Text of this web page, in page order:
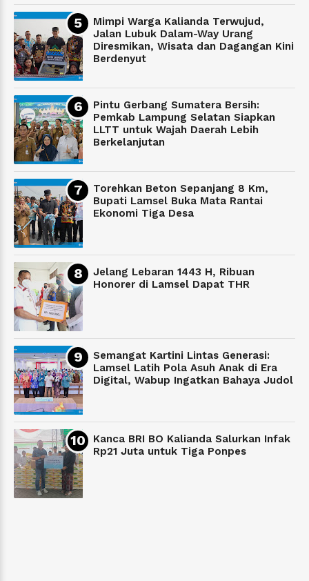
Mimpi Warga Kalianda Terwujud,
Jalan Lubuk Dalam-Way Urang
Diresmikan, Wisata dan Dagangan Kini
Berdenyut
Pintu Gerbang Sumatera Bersih:
Pemkab Lampung Selatan Siapkan
LLTT untuk Wajah Daerah Lebih
Berkelanjutan
Torehkan Beton Sepanjang 8 Km,
Bupati Lamsel Buka Mata Rantai
Ekonomi Tiga Desa
Jelang Lebaran 1443 H, Ribuan
Honorer di Lamsel Dapat THR
Semangat Kartini Lintas Generasi:
Lamsel Latih Pola Asuh Anak di Era
Digital, Wabup Ingatkan Bahaya Judol
Kanca BRI BO Kalianda Salurkan Infak
Rp21 Juta untuk Tiga Ponpes